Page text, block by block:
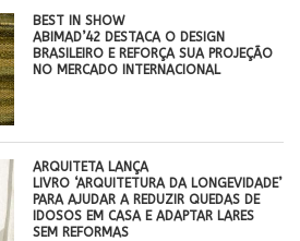
BEST IN SHOW
ABIMAD’42 DESTACA O DESIGN
BRASILEIRO E REFORÇA SUA PROJEÇÃO
NO MERCADO INTERNACIONAL
ARQUITETA LANÇA
LIVRO ‘ARQUITETURA DA LONGEVIDADE’
PARA AJUDAR A REDUZIR QUEDAS DE
IDOSOS EM CASA E ADAPTAR LARES
SEM REFORMAS